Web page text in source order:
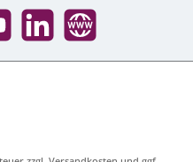
LinkedIn Website